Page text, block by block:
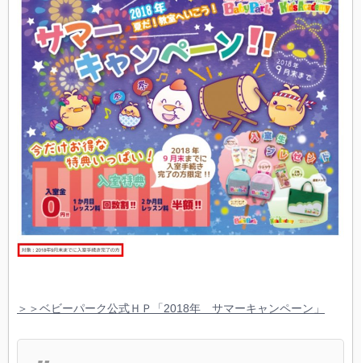
＞＞ベビーパーク公式ＨＰ「2018年 サマーキャンペーン」